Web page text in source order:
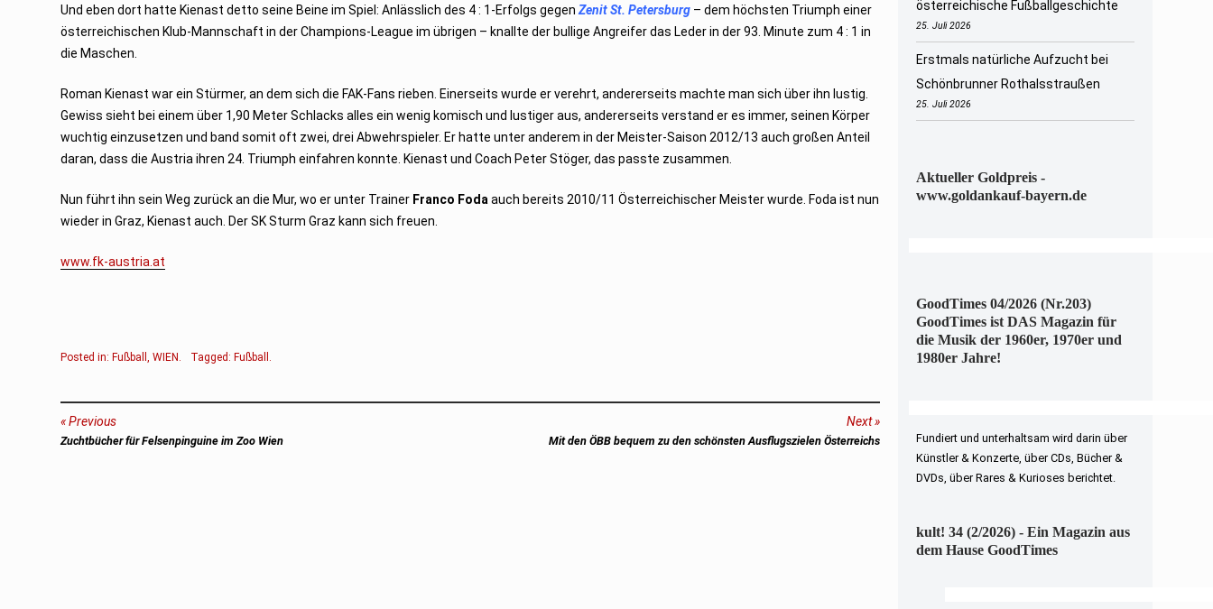
Und eben dort hatte Kienast detto seine Beine im Spiel: Anlässlich des 4 : 1-Erfolgs gegenZenit St. Petersburg – dem höchsten Triumph einer
österreichischen Klub-Mannschaft in der Champions-League im übrigen – knallte der bullige Angreifer das Leder in der 93. Minute zum 4 : 1 in
die Maschen.
Roman Kienast war ein Stürmer, an dem sich die FAK-Fans rieben. Einerseits wurde er verehrt, andererseits machte man sich über ihn lustig.
Gewiss sieht bei einem über 1,90 Meter Schlacks alles ein wenig komisch und lustiger aus, andererseits verstand er es immer, seinen Körper
wuchtig einzusetzen und band somit oft zwei, drei Abwehrspieler. Er hatte unter anderem in der Meister-Saison 2012/13 auch großen Anteil
daran, dass die Austria ihren 24. Triumph einfahren konnte. Kienast und Coach Peter Stöger, das passte zusammen.
Nun führt ihn sein Weg zurück an die Mur, wo er unter Trainer Franco Foda auch bereits 2010/11 Österreichischer Meister wurde. Foda ist nun
wieder in Graz, Kienast auch. Der SK Sturm Graz kann sich freuen.
www.fk-austria.at
Posted in:Fußball ,WIEN Tagged:Fußball
Beitragsnavigation
Previous
Previous
Zuchtbücher für Felsenpinguine im Zoo Wien
Next
Next
Mit den ÖBB bequem zu den schönsten Ausflugszielen Österreichs
österreichische Fußballgeschichte
25. Juli 2026
Erstmals natürliche Aufzucht bei
Schönbrunner Rothalsstraußen
25. Juli 2026
Aktueller Goldpreis -
www.goldankauf-bayern.de
GoodTimes 04/2026 (Nr.203)
GoodTimes ist DAS Magazin für
die Musik der 1960er, 1970er und
1980er Jahre!
Fundiert und unterhaltsam wird darin über
Künstler & Konzerte, über CDs, Bücher &
DVDs, über Rares & Kurioses berichtet.
kult! 34 (2/2026) - Ein Magazin aus
dem Hause GoodTimes